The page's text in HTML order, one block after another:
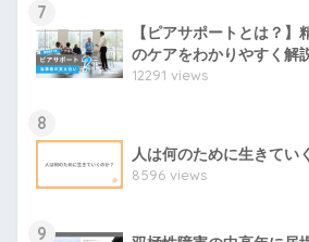
7
【ピアサポートとは？
のケアをわかりやすく解
12291 views
8
人は何のために生きてい
8596 views
9